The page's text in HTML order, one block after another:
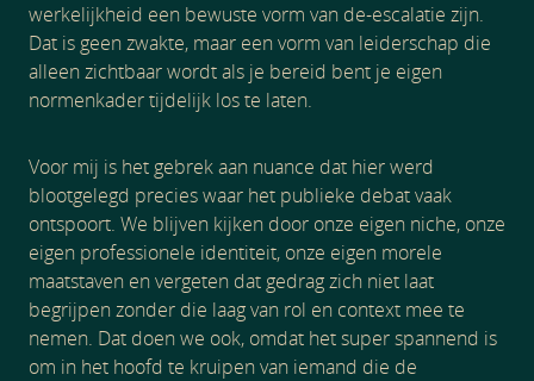
werkelijkheid een bewuste vorm van de-escalatie zijn.
Dat is geen zwakte, maar een vorm van leiderschap die
alleen zichtbaar wordt als je bereid bent je eigen
normenkader tijdelijk los te laten.
Voor mij is het gebrek aan nuance dat hier werd
blootgelegd precies waar het publieke debat vaak
ontspoort. We blijven kijken door onze eigen niche, onze
eigen professionele identiteit, onze eigen morele
maatstaven en vergeten dat gedrag zich niet laat
begrijpen zonder die laag van rol en context mee te
nemen. Dat doen we ook, omdat het super spannend is
om in het hoofd te kruipen van iemand die de